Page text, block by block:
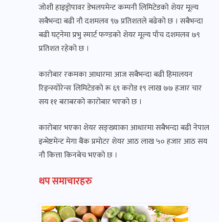
जोशी हाइड्रोपावर डेभलपमेन्ट कम्पनी लिमिटेडको शेयर मूल्य
सबैभन्दा बढी नौ दशमलव ९७ प्रतिशतले बढेको छ । सबैभन्दा
बढी घट्नेमा प्रभु स्मार्ट फण्डको शेयर मूल्य पाँच दशमलव ७९
प्रतिशत रहेको छ ।
कारोबार रकमका आधारमा आज सबैभन्दा बढी हिमालयन
रिइन्स्योरेन्स लिमिटेडको रू ६९ करोड १९ लाख ७७ हजार चार
सय ११ बराबरको कारोबार भएको छ ।
कारोबार भएका शेयर सङ्ख्याका आधारमा सबैभन्दा बढी नेपाल
इन्भेष्टमेन्ट मेगा बैंक प्रमोटर शेयर आठ लाख ५० हजार आठ सय
नौ कित्ता किनबेच भएको छ ।
थप समाचारहरु